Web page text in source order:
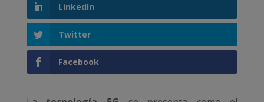
LinkedIn
Twitter
Facebook